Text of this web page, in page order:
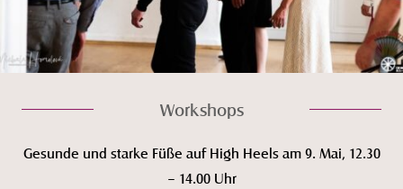
Workshops
Gesunde und starke Füße auf High Heels am 9. Mai, 12.30
– 14.00 Uhr